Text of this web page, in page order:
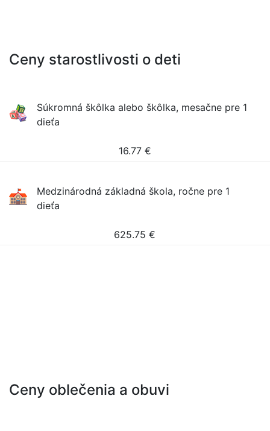
Ceny starostlivosti o deti
Súkromná škôlka alebo škôlka, mesačne pre 1
dieťa
16.77 €
Medzinárodná základná škola, ročne pre 1
dieťa
625.75 €
Ceny oblečenia a obuvi